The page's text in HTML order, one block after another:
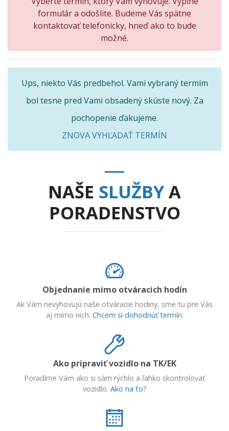
formulár a odošlite. Budeme Vás spätne
kontaktovať telefonicky, hneď ako to bude
možné.
Ups, niekto Vás predbehol. Vami vybraný termím
bol tesne pred Vami obsadený skúste nový. Za
pochopenie ďakujeme.
ZNOVA VYHĽADAŤ TERMÍN
NAŠE SLUŽBYA
PORADENSTVO
Objednanie mimo otváracich hodín
Ak Vám nevyhovujú naše otváracie hodiny, sme tu pre Vás
aj mimo nich. Chcem si dohodnúť termín.
Ako pripraviť vozidlo na TK/EK
Poradíme Vám ako si sám rýchlo a ľahko skontrolovať
vozidlo. Ako na to?